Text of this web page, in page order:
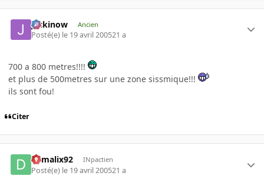
jackinow Ancien
Posté(e) le 19 avril 200521 a
700 a 800 metres!!!!
et plus de 500metres sur une zone sissmique!!!
ils sont fou!
Citer
damalix92 INpactien
Posté(e) le 19 avril 200521 a